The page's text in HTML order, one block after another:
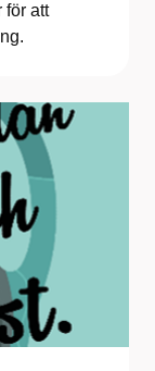
för att